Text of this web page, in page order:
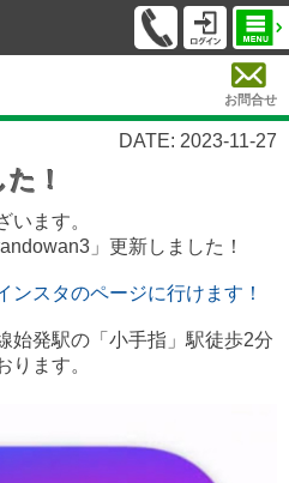
お問合せ
DATE: 2023-11-27
！
います。
」更新しました！
ンスタのページに行けます！
始発駅の「小手指」駅徒歩2分
ります。